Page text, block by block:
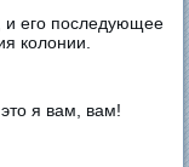
и его последующее
колонии.
я вам, вам!